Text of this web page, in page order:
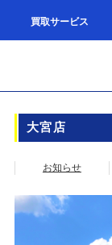
買取サービス
大宮店
お知らせ